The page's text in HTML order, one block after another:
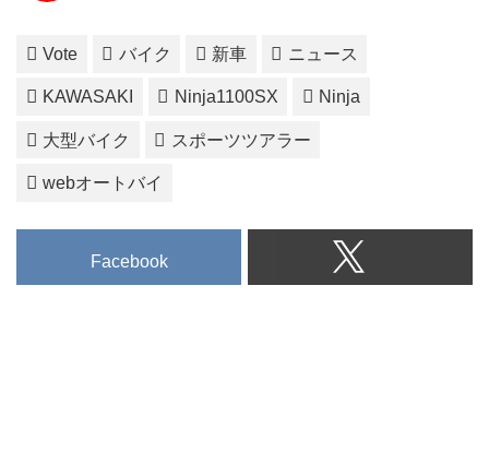
Vote バイク 新車 ニュース
KAWASAKI Ninja1100SX Ninja
大型バイク スポーツツアラー
webオートバイ
Facebook